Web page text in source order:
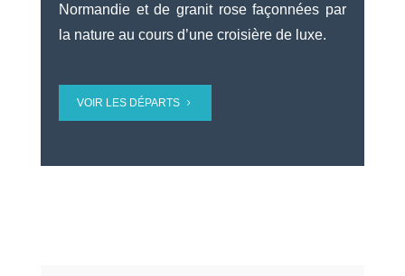
Normandie et de granit rose façonnées par
la nature au cours d’une croisière de luxe.
VOIR LES DÉPARTS